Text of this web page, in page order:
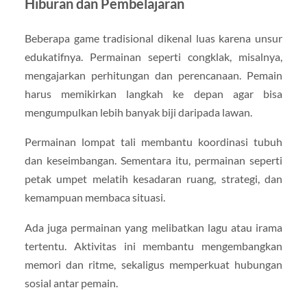
Hiburan dan Pembelajaran
Beberapa game tradisional dikenal luas karena unsur
edukatifnya. Permainan seperti congklak, misalnya,
mengajarkan perhitungan dan perencanaan. Pemain
harus memikirkan langkah ke depan agar bisa
mengumpulkan lebih banyak biji daripada lawan.
Permainan lompat tali membantu koordinasi tubuh
dan keseimbangan. Sementara itu, permainan seperti
petak umpet melatih kesadaran ruang, strategi, dan
kemampuan membaca situasi.
Ada juga permainan yang melibatkan lagu atau irama
tertentu. Aktivitas ini membantu mengembangkan
memori dan ritme, sekaligus memperkuat hubungan
sosial antar pemain.